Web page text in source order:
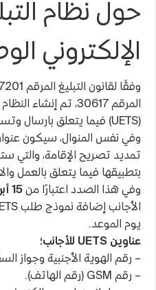
حول نظام
الإلكتروني
المرقم 30617، تم إنشاء
(UETS) فيما يتعلق بارسال وتسليم التبليغ إلى الأشخاص.
تمديد تصريح الإقامة، والتي
بتطبيقها فيما يتعلق بالعمل
وفي هذا الصدد اعتبارًا من 15 أبريل 2024
يوم الموعد.
عناوين UETS للأجانب؛
– رقم الهوية الأجنبية وجواز
– رقم GSM (رقم الهاتف).